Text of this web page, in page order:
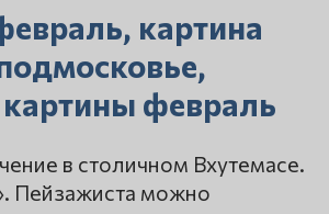
картина
картины февраль
в столичном Вхутемасе.
Пейзажиста можно